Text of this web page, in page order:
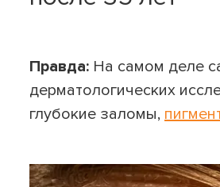
Правда: На самом деле
дерматологических
глубокие заломы,